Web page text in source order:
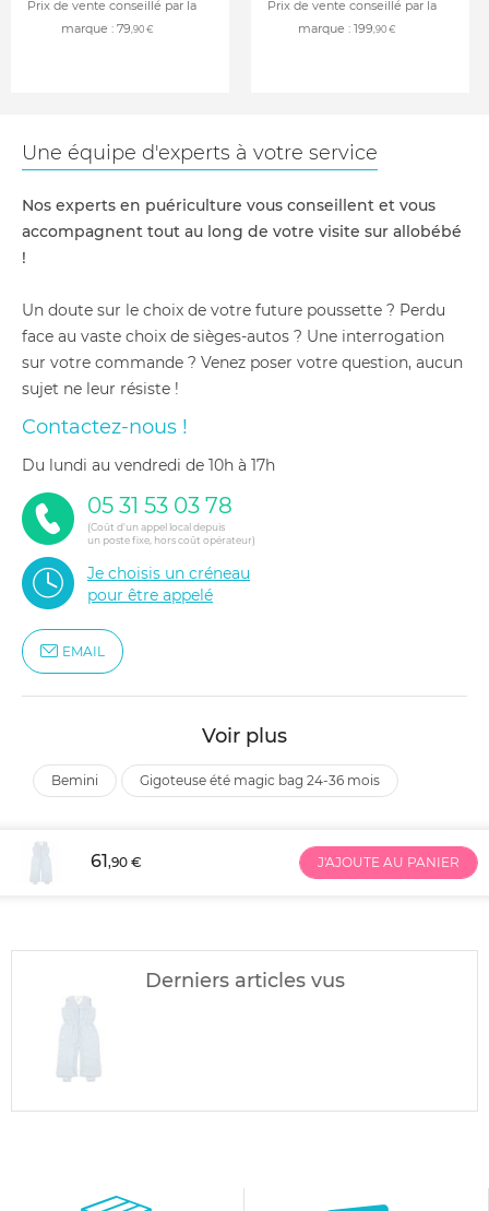
Prix de vente conseillé par la
marque : 79,90 €
Prix de vente conseillé par la
marque : 199,90 €
Une équipe d'experts à votre service
Nos experts en puériculture vous conseillent et vous
accompagnent tout au long de votre visite sur allobébé
!
Un doute sur le choix de votre future poussette ? Perdu
face au vaste choix de sièges-autos ? Une interrogation
sur votre commande ? Venez poser votre question, aucun
sujet ne leur résiste !
Contactez-nous !
du lundi au vendredi de 10h à 17h
05 31 53 03 78
(Coût d'un appel local depuis
un poste fixe, hors coût opérateur)
Je choisis un créneau
pour être appelé
EMAIL
Voir plus
bemini gigoteuse été magic bag 24-36 mois
61,90 € J'AJOUTE AU PANIER
Derniers articles vus